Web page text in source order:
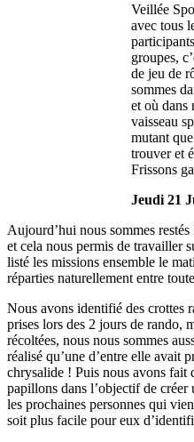
Veillée
avec tous
groupes,
de jeu de
sommes
et où dans
vaisseau
mutant
trouver et
Frissons
Jeudi 21
Aujourd’hui nous sommes
et cela nous permis de travailler
listé les missions ensemble le
réparties naturellement entre
Nous avons identifié des crottes
prises lors des 2 jours de rando,
récoltées, nous nous sommes
réalisé qu’une d’entre elle avait
chrysalide ! Puis nous avons fait
papillons dans l’objectif de
les prochaines personnes qui
soit plus facile pour eux